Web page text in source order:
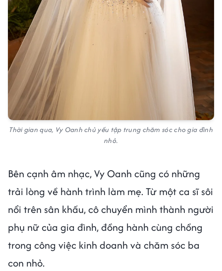
Thời gian qua, Vy Oanh chủ yếu tập trung chăm sóc cho gia đình
nhỏ.
Bên cạnh âm nhạc, Vy Oanh cũng có những
trải lòng về hành trình làm mẹ. Từ một ca sĩ sôi
nổi trên sân khấu, cô chuyển mình thành người
phụ nữ của gia đình, đồng hành cùng chồng
trong công việc kinh doanh và chăm sóc ba
con nhỏ.